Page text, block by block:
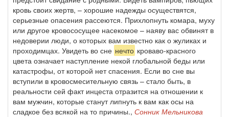
кровь своих жертв, – хорошие надежды осуществятся,
серьезные опасения рассеются. Прихлопнуть комара, муху
или другое кровососущее насекомое – наяву вас обвинят в
недоверии люди, о которых вам известно как о жуликах и
проходимцах. Увидеть во сне нечто кроваво-красного
цвета означает наступление некой глобальной беды или
катастрофы, от которой нет спасения. Если во сне вы
вступили в кровосмесительную связь – стало быть, в
реальности сей факт инцеста отразится на отношении к
вам мужчин, которые станут липнуть к вам как осы на
сладкое без всякой на то причины., Сонник Мельникова